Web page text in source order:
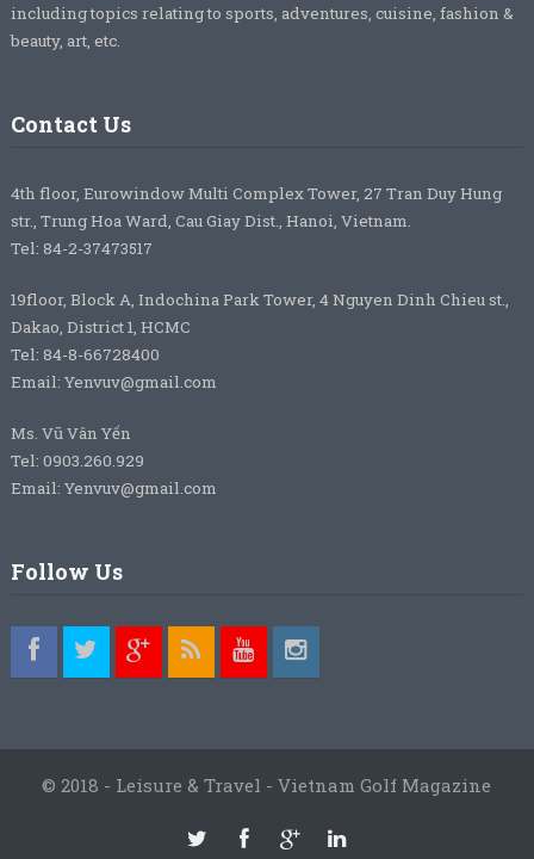
including topics relating to sports, adventures, cuisine, fashion &
beauty, art, etc.
Contact Us
4th floor, Eurowindow Multi Complex Tower, 27 Tran Duy Hung
str., Trung Hoa Ward, Cau Giay Dist., Hanoi, Vietnam.
Tel: 84-2-37473517
19floor, Block A, Indochina Park Tower, 4 Nguyen Dinh Chieu st.,
Dakao, District 1, HCMC
Tel: 84-8-66728400
Email: Yenvuv@gmail.com
Ms. Vũ Vân Yến
Tel: 0903.260.929
Email: Yenvuv@gmail.com
Follow Us
© 2018 - Leisure & Travel - Vietnam Golf Magazine